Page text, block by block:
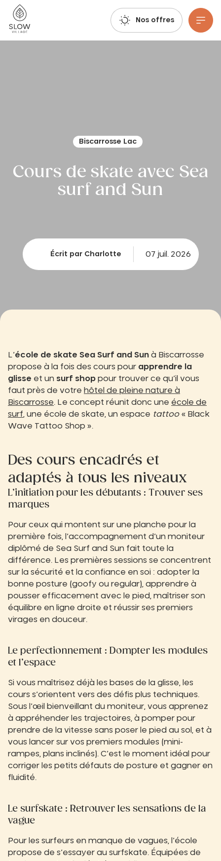
Respirez, imaginez, réservez : les réservations estivales 2027 sont déjà ouvertes !
Nos offres
Biscarrosse Lac
Cours de skate avec Sea
surf and Sun
Écrit par Charlotte 07 juil. 2026
L’école de skate Sea Surf and Sun à Biscarrosse
propose à la fois des cours pour apprendre la
glisse et un surf shop pour trouver ce qu’il vous
faut près de votre hôtel de pleine nature à
Biscarrosse. Le concept réunit donc une école de
surf , une école de skate, un espace tattoo« Black
Wave Tattoo Shop ».
Des cours encadrés et
adaptés à tous les niveaux
L’initiation pour les débutants : Trouver ses
marques
Pour ceux qui montent sur une planche pour la
première fois, l’accompagnement d’un moniteur
diplômé de Sea Surf and Sun fait toute la
différence. Les premières sessions se concentrent
sur la sécurité et la confiance en soi : adopter la
bonne posture (goofy ou regular), apprendre à
pousser efficacement avec le pied, maîtriser son
équilibre en ligne droite et réussir ses premiers
virages en douceur.
Le perfectionnement : Dompter les modules
et l’espace
Si vous maîtrisez déjà les bases de la glisse, les
cours s’orientent vers des défis plus techniques.
Sous l’œil bienveillant du moniteur, vous apprenez
à appréhender les trajectoires, à pomper pour
prendre de la vitesse sans poser le pied au sol, et à
vous lancer sur vos premiers modules (mini-
rampes, plans inclinés). C’est le moment idéal pour
corriger les petits défauts de posture et gagner en
fluidité.
Le surfskate : Retrouver les sensations de la
vague
Pour les surfeurs en manque de vagues, l’école
propose de s’essayer au surfskate. Équipées de